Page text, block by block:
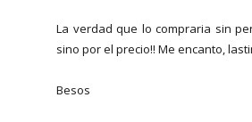
La verdad que lo compraria sin
sino por el precio!! Me encanto,
Besos